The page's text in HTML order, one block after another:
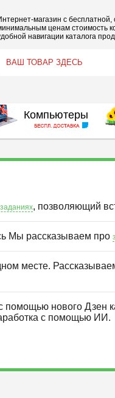
магазин с
ценам стоимость
навигации каталога
Компьютеры
, позволяющий
Мы рассказываем про
месте.
помощью нового Дзен
с помощью ИИ.